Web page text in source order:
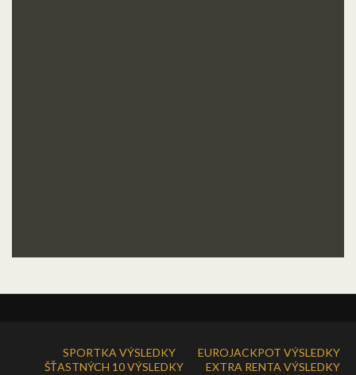
SPORTKA VÝSLEDKY
EUROJACKPOT VÝSLEDKY
ŠŤASTNÝCH 10 VÝSLEDKY
EXTRA RENTA VÝSLEDKY